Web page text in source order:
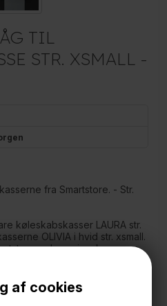
af cookies
TIL
STR. XSMALL -
fra Smartstore. - Str.
køleskabskasser LAURA str.
OLIVIA i hvid str. xsmall.
opbevaringskasser
strejf og så giver det